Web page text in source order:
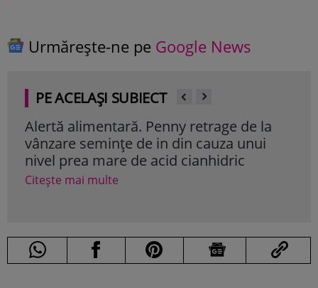
Urmărește-ne pe Google News
PE ACELAȘI SUBIECT
Alertă alimentară. Penny retrage de la
vânzare semințe de in din cauza unui
nivel prea mare de acid cianhidric
Citește mai multe